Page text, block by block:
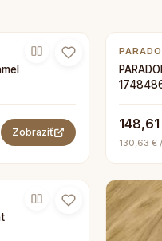
Zobraziť
130,63 €